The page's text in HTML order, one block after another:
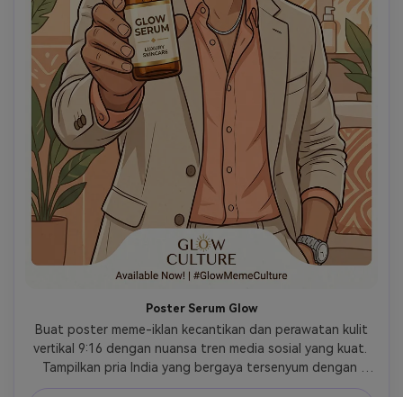
Poster Serum Glow
Buat poster meme-iklan kecantikan dan perawatan kulit
vertikal 9:16 dengan nuansa tren media sosial yang kuat.
Tampilkan pria India yang bergaya tersenyum dengan
percaya diri mengulurkan botol serum perawatan kulit